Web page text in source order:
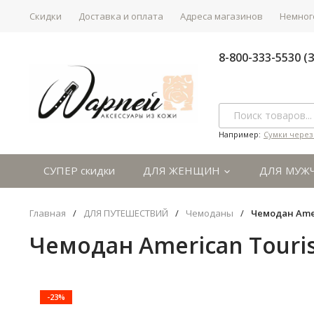
Скидки Доставка и оплата Адреса магазинов
8-800-333-5530
Например: Сумки
СУПЕР скидки ДЛЯ ЖЕНЩИН ДЛЯ
Главная / ДЛЯ ПУТЕШЕСТВИЙ / Чемоданы / Чемодан
Чемодан Аmerican
-23%